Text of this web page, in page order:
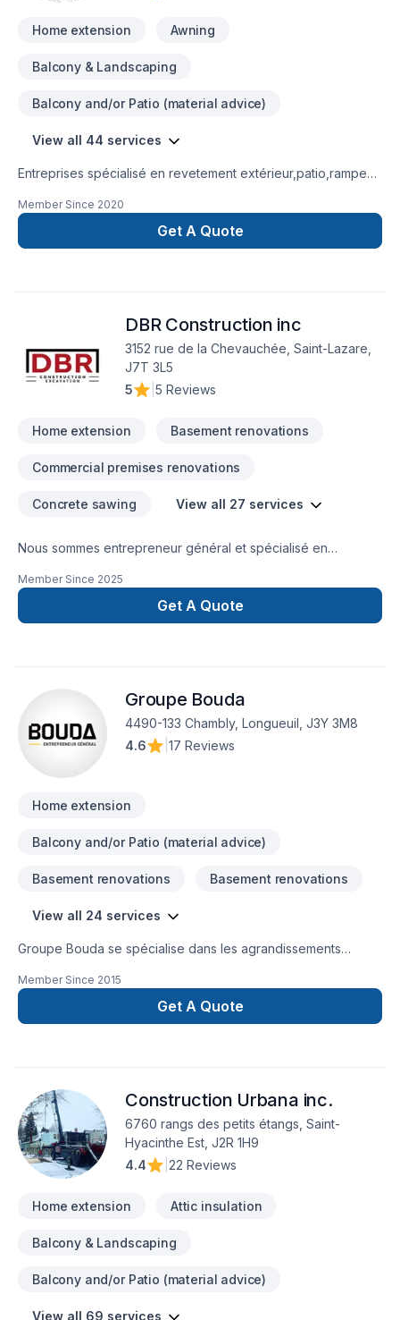
Home extension Awning
Balcony & Landscaping
Balcony and/or Patio (material advice)
View all 44 services
Entreprises spécialisé en revetement extérieur,patio,rampe
Member Since 2020
Get A Quote
DBR Construction inc
3152 rue de la Chevauchée, Saint-Lazare,
J7T 3L5
5
5 Reviews
Home extension Basement renovations
Commercial premises renovations
Concrete sawing View all 27 services
Nous sommes entrepreneur général et spécialisé en
d’expérience dans la réparation de fissures de fondation,
l’imperméabilisation, l’abaissement de sous-sol, l’installation
de drains français et les travaux d’excavation de bâtiment.
de notre engagement afin de mieux vous accompagner et
répondre à vos besoins.
Member Since 2025
Get A Quote
Groupe Bouda
4490-133 Chambly, Longueuil, J3Y 3M8
4.6
17 Reviews
Home extension
Balcony and/or Patio (material advice)
Basement renovations Basement renovations
View all 24 services
Groupe Bouda se spécialise dans les agrandissements
projets clé en main.Notre équipe prend en charge chaque
étape : conception, gestion, coordination et exécution des
travaux.Nous offrons un service structuré, professionnel et
Member Since 2015
Get A Quote
Construction Urbana inc.
6760 rangs des petits étangs, Saint-
Hyacinthe Est, J2R 1H9
4.4
22 Reviews
Home extension Attic insulation
Balcony & Landscaping
Balcony and/or Patio (material advice)
View all 69 services